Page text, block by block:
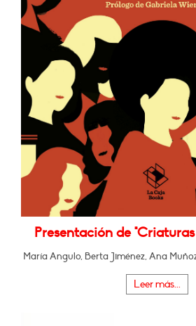
Presentación de
María Angulo, Berta Jiménez, Ana
Leer más...